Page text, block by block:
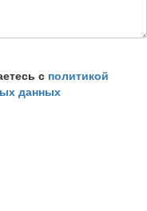
с политикой
данных